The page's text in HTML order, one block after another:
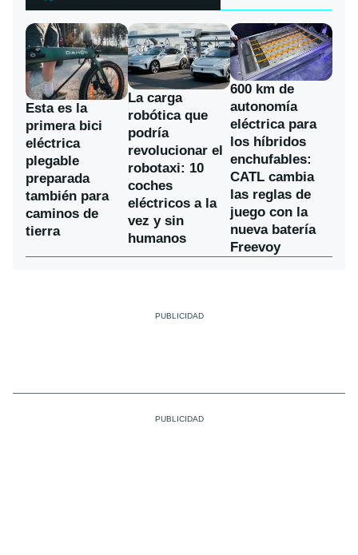
Esta es la
primera bici
eléctrica
plegable
preparada
también para
caminos de
tierra
La carga
robótica que
podría
revolucionar el
robotaxi: 10
coches
eléctricos a la
vez y sin
humanos
600 km de
autonomía
eléctrica para
los híbridos
enchufables:
CATL cambia
las reglas de
juego con la
nueva batería
Freevoy